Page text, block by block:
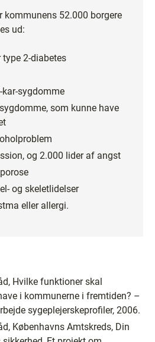
52.000 borgere
ud:
2-diabetes
sygdomme
som kunne have
og 2.000 lider af angst
og skeletlidelser
eller allergi.
Hvilke funktioner skal
i kommunerne i fremtiden? –
sygeplejerskeprofiler, 2006.
Københavns Amtskreds, Din